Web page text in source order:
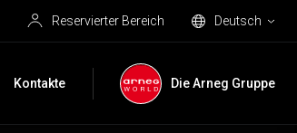
Reservierter Bereich Deutsch
Kontakte Die Arneg Gruppe